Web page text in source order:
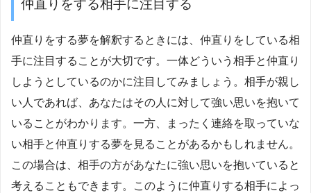
仲直りをする相手に注目する
仲直りをする夢を解釈するときには、仲直りをしている相
手に注目することが大切です。一体どういう相手と仲直り
しようとしているのかに注目してみましょう。相手が親し
い人であれば、あなたはその人に対して強い思いを抱いて
いることがわかります。一方、まったく連絡を取っていな
い相手と仲直りする夢を見ることがあるかもしれません。
この場合は、相手の方があなたに強い思いを抱いていると
考えることもできます。このように仲直りする相手によっ